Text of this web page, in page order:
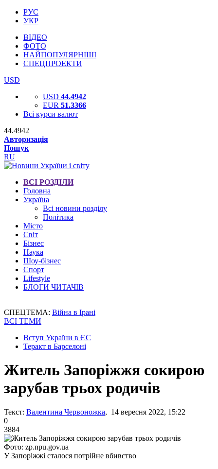
РУС
УКР
ВІДЕО
ФОТО
НАЙПОПУЛЯРНІШІ
СПЕЦПРОЕКТИ
USD
USD 44.4942
EUR 51.3366
Всі курси валют
44.4942
Авторизація
Пошук
RU
ВСІ РОЗДІЛИ
Головна
Україна
Всі новини розділу
Політика
Місто
Світ
Бізнес
Наука
Шоу-бізнес
Спорт
Lifestyle
БЛОГИ ЧИТАЧІВ
СПЕЦТЕМА: Війна в Ірані
ВСІ ТЕМИ
Вступ України в ЄС
Теракт в Барселоні
Житель Запоріжжя сокирою
зарубав трьох родичів
Текст: Валентина Червоножка, 14 вересня 2022, 15:22
0
3884
Фото: zp.npu.gov.ua
У Запоріжжі сталося потрійне вбивство